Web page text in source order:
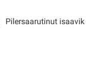
Pilersaarutinut isaavik